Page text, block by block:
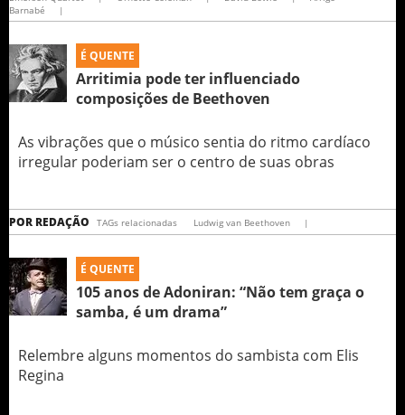
Barnabé
|
É QUENTE
Arritimia pode ter influenciado
composições de Beethoven
As vibrações que o músico sentia do ritmo cardíaco
irregular poderiam ser o centro de suas obras
POR REDAÇÃO TAGs relacionadas Ludwig van Beethoven |
É QUENTE
105 anos de Adoniran: “Não tem graça o
samba, é um drama”
Relembre alguns momentos do sambista com Elis
Regina